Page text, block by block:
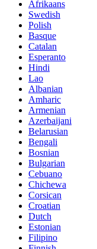
Afrikaans
Swedish
Polish
Basque
Catalan
Esperanto
Hindi
Lao
Albanian
Amharic
Armenian
Azerbaijani
Belarusian
Bengali
Bosnian
Bulgarian
Cebuano
Chichewa
Corsican
Croatian
Dutch
Estonian
Filipino